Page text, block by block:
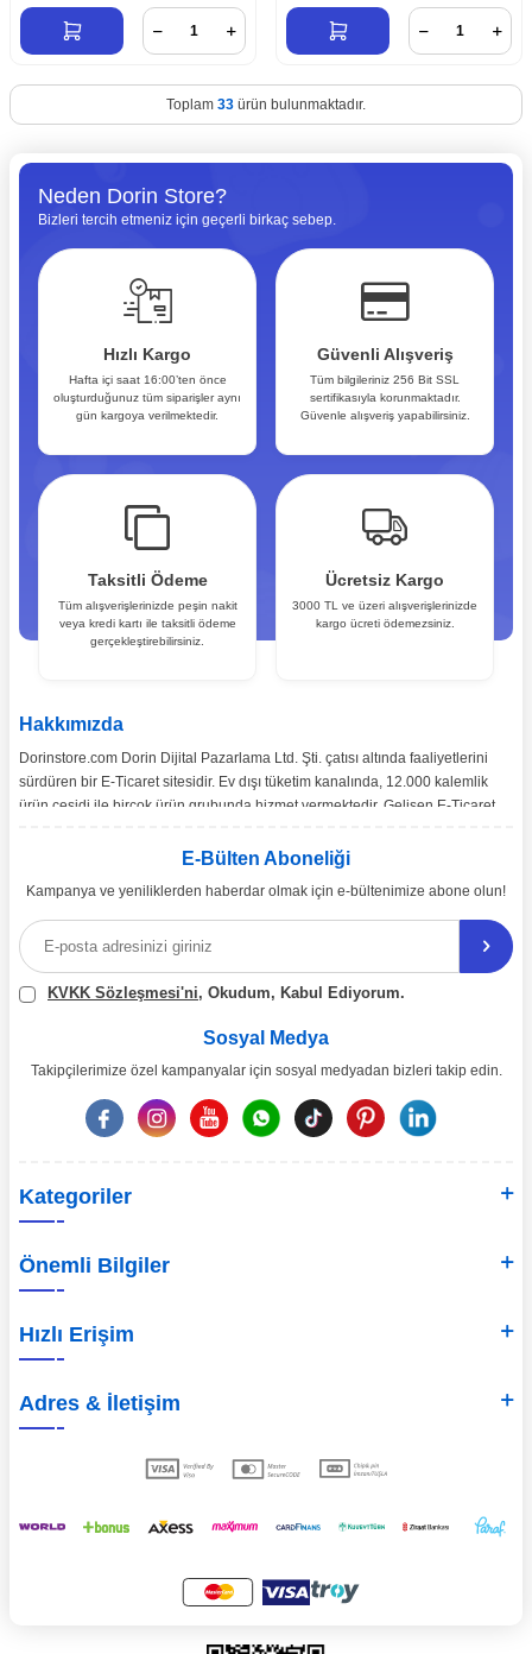
Toplam 33 ürün bulunmaktadır.
Neden Dorin Store?
Bizleri tercih etmeniz için geçerli birkaç sebep.
Hızlı Kargo
Hafta içi saat 16:00’ten önce
oluşturduğunuz tüm siparişler aynı
gün kargoya verilmektedir.
Güvenli Alışveriş
Tüm bilgileriniz 256 Bit SSL
sertifikasıyla korunmaktadır.
Güvenle alışveriş yapabilirsiniz.
Taksitli Ödeme
Tüm alışverişlerinizde peşin nakit
veya kredi kartı ile taksitli ödeme
gerçekleştirebilirsiniz.
Ücretsiz Kargo
3000 TL ve üzeri alışverişlerinizde
kargo ücreti ödemezsiniz.
Hakkımızda
Dorinstore.com Dorin Dijital Pazarlama Ltd. Şti. çatısı altında faaliyetlerini
sürdüren bir E-Ticaret sitesidir. Ev dışı tüketim kanalında, 12.000 kalemlik
ürün çeşidi ile birçok ürün grubunda hizmet vermektedir. Gelişen E-Ticaret
toptan ve perakende satışımız gerçekleşmektedir.
Ürün çeşitliliğinin ve çözüm önerilerinin yanı sıra, ekonomik katma değer
sağlamayı misyon edinen dorinstore.com E-Ticaret sitemiz üzerinden,
uzman arkadaşlarımız eşliğinde 7/24 bizlere ulaşabilirsiniz.
E-Bülten Aboneliği
Kampanya ve yeniliklerden haberdar olmak için e-bültenimize abone olun!
KVKK Sözleşmesi'ni, Okudum, Kabul Ediyorum.
Sosyal Medya
Takipçilerimize özel kampanyalar için sosyal medyadan bizleri takip edin.
Kategoriler
Önemli Bilgiler
Hızlı Erişim
Adres & İletişim